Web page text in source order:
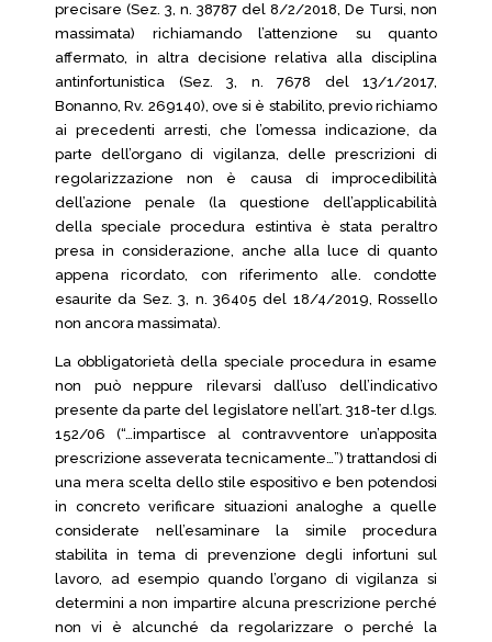
precisare (Sez. 3, n. 38787 del 8/2/2018, De Tursi, non
massimata) richiamando l’attenzione su quanto
affermato, in altra decisione relativa alla disciplina
antinfortunistica (Sez. 3, n. 7678 del 13/1/2017,
Bonanno, Rv. 269140), ove si è stabilito, previo richiamo
ai precedenti arresti, che l’omessa indicazione, da
parte dell’organo di vigilanza, delle prescrizioni di
regolarizzazione non è causa di improcedibilità
dell’azione penale (la questione dell’applicabilità
della speciale procedura estintiva è stata peraltro
presa in considerazione, anche alla luce di quanto
appena ricordato, con riferimento alle. condotte
esaurite da Sez. 3, n. 36405 del 18/4/2019, Rossello
non ancora massimata).
La obbligatorietà della speciale procedura in esame
non può neppure rilevarsi dall’uso dell’indicativo
presente da parte del legislatore nell’art. 318-ter d.lgs.
152/06 (“…impartisce al contravventore un’apposita
prescrizione asseverata tecnicamente…”) trattandosi di
una mera scelta dello stile espositivo e ben potendosi
in concreto verificare situazioni analoghe a quelle
considerate nell’esaminare la simile procedura
stabilita in tema di prevenzione degli infortuni sul
lavoro, ad esempio quando l’organo di vigilanza si
determini a non impartire alcuna prescrizione perché
non vi è alcunché da regolarizzare o perché la